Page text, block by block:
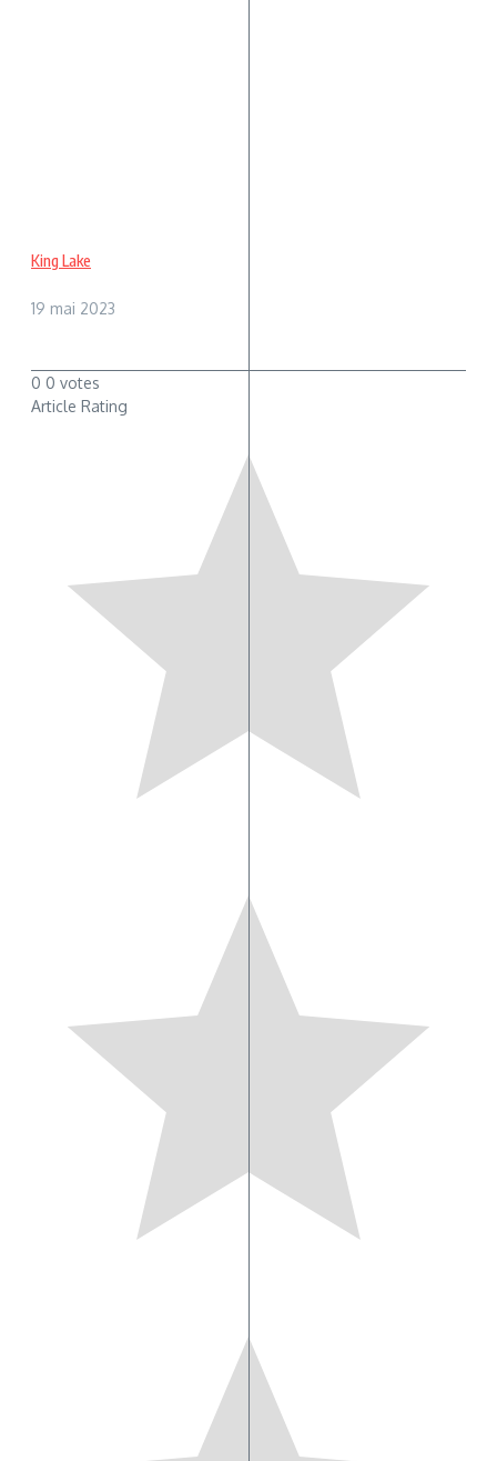
King Lake
19 mai 2023
0 0 votes
Article Rating